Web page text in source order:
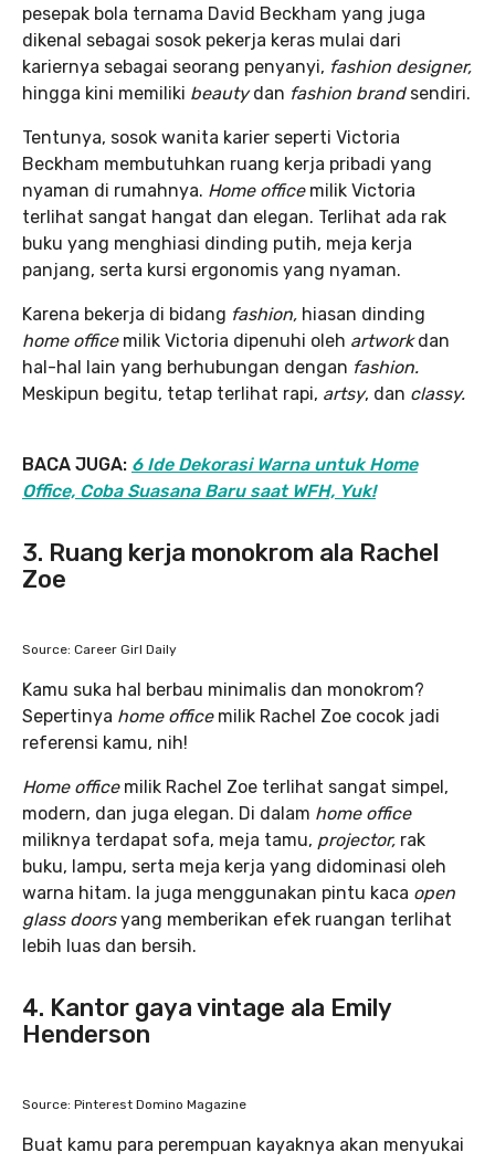
pesepak bola ternama David Beckham yang juga
dikenal sebagai sosok pekerja keras mulai dari
kariernya sebagai seorang penyanyi, fashion designer,
hingga kini memiliki beautydan fashion brand sendiri.
Tentunya, sosok wanita karier seperti Victoria
Beckham membutuhkan ruang kerja pribadi yang
nyaman di rumahnya. Home office milik Victoria
terlihat sangat hangat dan elegan. Terlihat ada rak
buku yang menghiasi dinding putih, meja kerja
panjang, serta kursi ergonomis yang nyaman.
Karena bekerja di bidang fashion, hiasan dinding
home office milik Victoria dipenuhi oleh artworkdan
hal-hal lain yang berhubungan dengan fashion.
Meskipun begitu, tetap terlihat rapi, artsy, dan classy.
BACA JUGA: 6 Ide Dekorasi Warna untuk Home
Office, Coba Suasana Baru saat WFH, Yuk!
3. Ruang kerja monokrom ala Rachel
Zoe
Source: Career Girl Daily
Kamu suka hal berbau minimalis dan monokrom?
Sepertinya home office milik Rachel Zoe cocok jadi
referensi kamu, nih!
Home office milik Rachel Zoe terlihat sangat simpel,
modern, dan juga elegan. Di dalam home office
miliknya terdapat sofa, meja tamu, projector, rak
buku, lampu, serta meja kerja yang didominasi oleh
warna hitam. Ia juga menggunakan pintu kaca open
glass doorsyang memberikan efek ruangan terlihat
lebih luas dan bersih.
4. Kantor gaya vintage ala Emily
Henderson
Source: Pinterest Domino Magazine
Buat kamu para perempuan kayaknya akan menyukai